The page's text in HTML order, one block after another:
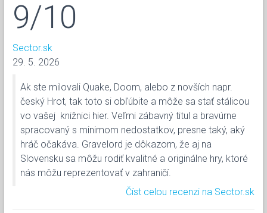
9/10
Sector.sk
29. 5. 2026
Ak ste milovali Quake, Doom, alebo z novších napr.
český Hrot, tak toto si obľúbite a môže sa stať stálicou
vo vašej knižnici hier. Veľmi zábavný titul a bravúrne
spracovaný s minimom nedostatkov, presne taký, aký
hráč očakáva. Gravelord je dôkazom, že aj na
Slovensku sa môžu rodiť kvalitné a originálne hry, ktoré
nás môžu reprezentovať v zahraničí.
Číst celou recenzi na Sector.sk